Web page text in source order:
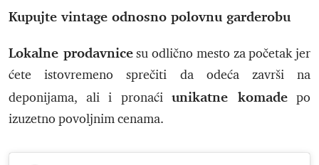
Kupujte vintage odnosno polovnu garderobu
Lokalne prodavnicesu odlično mesto za početak jer
ćete istovremeno sprečiti da odeća završi na
deponijama, ali i pronaći unikatne komadepo
izuzetno povoljnim cenama.